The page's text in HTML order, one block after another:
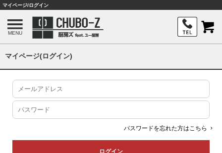
マイページ/ログイン
MENU
マイページ(ログイン)
パスワードを忘れた方はこちら